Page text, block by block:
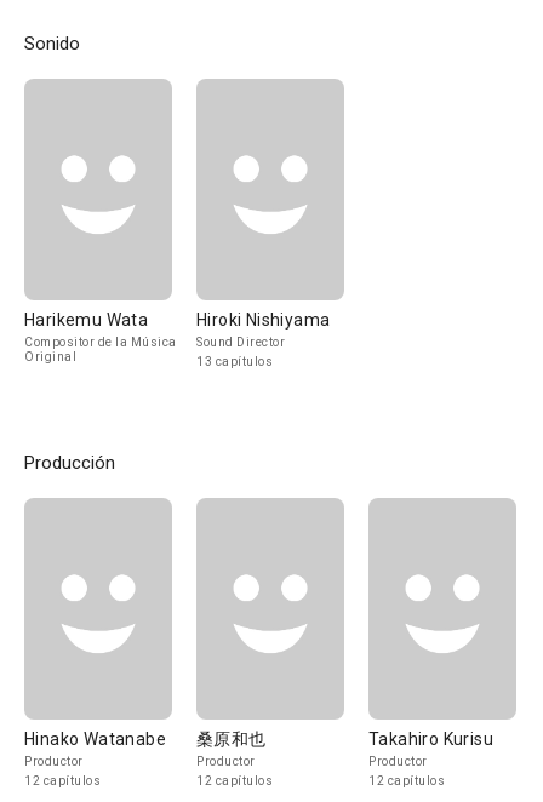
Sonido
Harikemu Wata
Compositor de la Música
Original
Hiroki Nishiyama
Sound Director
13 capítulos
Producción
Hinako Watanabe
Productor
12 capítulos
桑原和也
Productor
12 capítulos
Takahiro Kurisu
Productor
12 capítulos